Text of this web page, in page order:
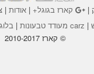
| קארז בגוגל+|אודות |
| carz מעודד טבעונות |
© קארז 2010-2017